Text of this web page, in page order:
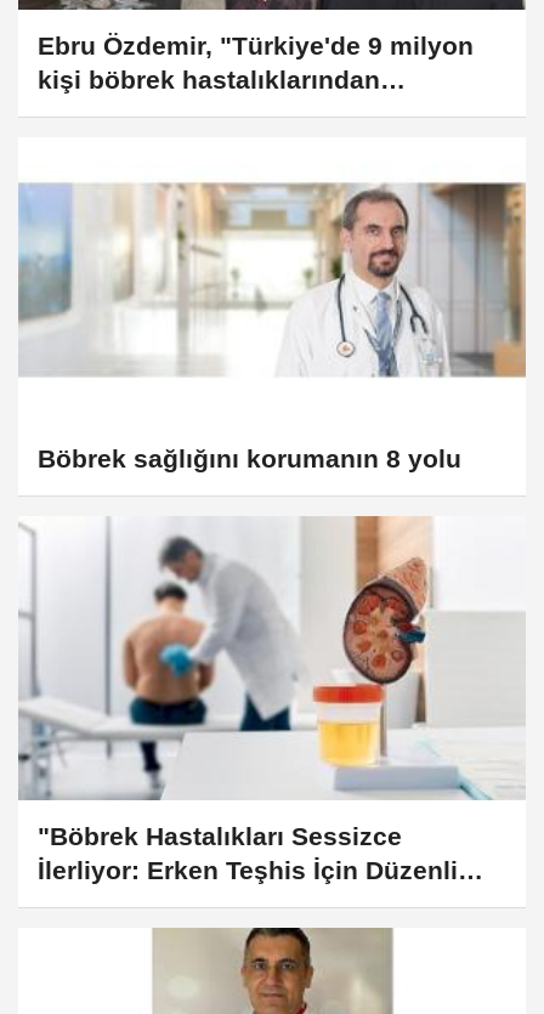
Ebru Özdemir, "Türkiye'de 9 milyon
kişi böbrek hastalıklarından
etkileniyor"
Böbrek sağlığını korumanın 8 yolu
"Böbrek Hastalıkları Sessizce
İlerliyor: Erken Teşhis İçin Düzenli
Kontrol Hayat Kurtarıyor"